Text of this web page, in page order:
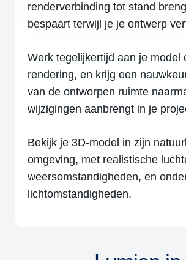
renderverbinding tot stand
bespaart terwijl je je ontwerp
Werk tegelijkertijd aan je model
rendering, en krijg een
van de ontworpen ruimte
wijzigingen aanbrengt in je
Bekijk je 3D-model in zijn
omgeving, met realistische
weersomstandigheden, en
lichtomstandigheden.